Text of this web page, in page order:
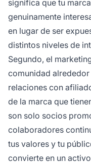
significa que tu
genuinamente
en lugar de ser
distintos niveles de
Segundo, el
comunidad
relaciones con
de la marca que
son solo socios
colaboradores
tus valores y tu
convierte en un